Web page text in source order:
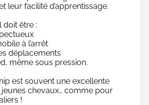
leur facilité d’apprentissage.
doit être :
à l’arrêt
déplacements
même sous pression.
est souvent une excellente
chevaux… comme pour
!